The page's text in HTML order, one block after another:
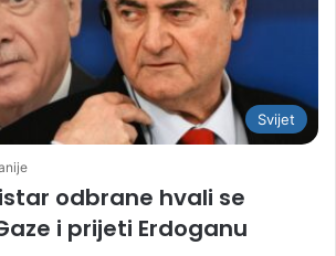
Svijet
odbrane hvali se
i prijeti Erdoganu